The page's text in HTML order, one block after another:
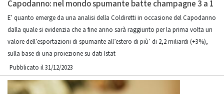
Capodanno: nel mondo spumante batte champagne 3 a 1
E’ quanto emerge da una analisi della Coldiretti in occasione del Capodanno
dalla quale si evidenzia che a fine anno sarà raggiunto per la prima volta un
valore dell’esportazioni di spumante all’estero di più’ di 2,2 miliardi (+3%),
sulla base di una proiezione su dati Istat
Pubblicato il 31/12/2023